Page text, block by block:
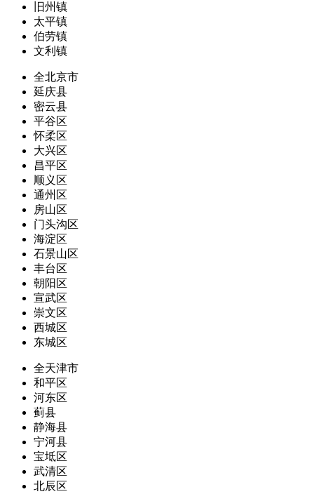
旧州镇
太平镇
伯劳镇
文利镇
全北京市
延庆县
密云县
平谷区
怀柔区
大兴区
昌平区
顺义区
通州区
房山区
门头沟区
海淀区
石景山区
丰台区
朝阳区
宣武区
崇文区
西城区
东城区
全天津市
和平区
河东区
蓟县
静海县
宁河县
宝坻区
武清区
北辰区